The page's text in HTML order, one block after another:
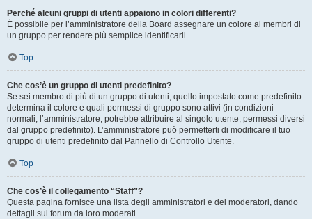
Perché alcuni gruppi di utenti appaiono in colori differenti?
È possibile per l’amministratore della Board assegnare un colore ai membri di
un gruppo per rendere più semplice identificarli.
Top
Che cos’è un gruppo di utenti predefinito?
Se sei membro di più di un gruppo di utenti, quello impostato come predefinito
determina il colore e quali permessi di gruppo sono attivi (in condizioni
normali; l’amministratore, potrebbe attribuire al singolo utente, permessi diversi
dal gruppo predefinito). L’amministratore può permetterti di modificare il tuo
gruppo di utenti predefinito dal Pannello di Controllo Utente.
Top
Che cos’è il collegamento “Staff”?
Questa pagina fornisce una lista degli amministratori e dei moderatori, dando
dettagli sui forum da loro moderati.